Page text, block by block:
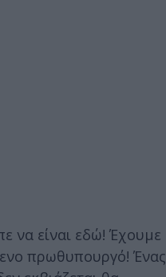
να είναι εδώ! Έχουμε
πρωθυπουργό! Ένας